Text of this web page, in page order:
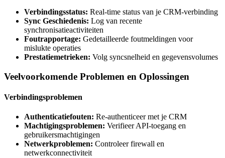
Verbindingsstatus: Real-time status van je CRM-verbinding
Sync Geschiedenis: Log van recente
synchronisatieactiviteiten
Foutrapportage: Gedetailleerde foutmeldingen voor
mislukte operaties
Prestatiemetrieken: Volg syncsnelheid en gegevensvolumes
Veelvoorkomende Problemen en Oplossingen
Verbindingsproblemen
Authenticatiefouten: Re-authenticeer met je CRM
Machtigingsproblemen: Verifieer API-toegang en
gebruikersmachtigingen
Netwerkproblemen: Controleer firewall en
netwerkconnectiviteit